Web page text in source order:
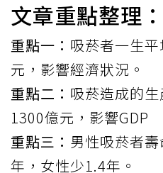
文章重點整理：
重點一： 吸菸者一生
元，影響經濟狀況。
重點二： 吸菸造成的
1300億元，影響GDP
重點三： 男性吸菸者
年，女性少1.4年。